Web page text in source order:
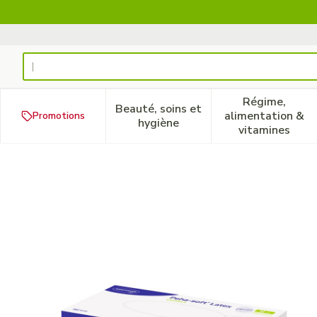
Rechercher
Promotions
Beauté, soins et
hygièneAfficher le sous-menu pour
Régime,
alimentation &
vitamines
Afficher
Peha Soft Gants Latex